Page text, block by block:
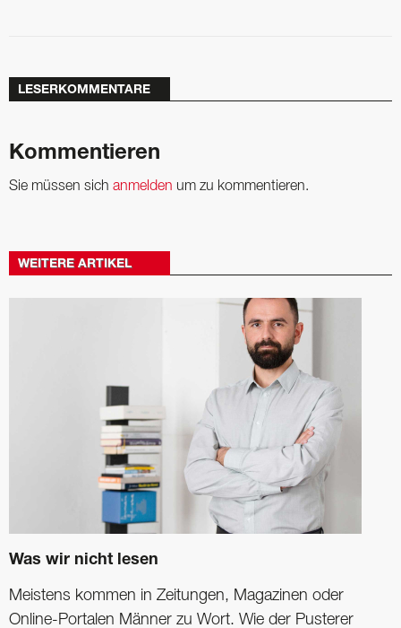
LESERKOMMENTARE
Kommentieren
Sie müssen sich anmelden um zu kommentieren.
WEITERE ARTIKEL
Was wir nicht lesen
Meistens kommen in Zeitungen, Magazinen oder
Online-Portalen Männer zu Wort. Wie der Pusterer